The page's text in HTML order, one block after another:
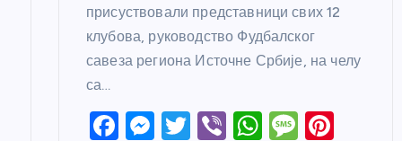
присуствовали представници свих 12
клубова, руководство Фудбалског
савеза региона Источне Србије, на челу
са…
F
M T
Vi W M